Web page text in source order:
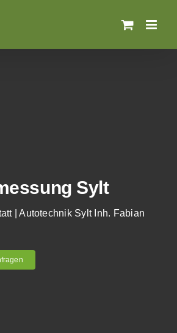
Sylt
| Autotechnik Sylt Inh. Fabian